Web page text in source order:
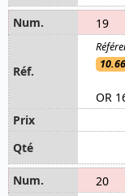
19
OR
20